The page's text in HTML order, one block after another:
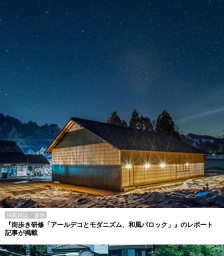
掲載雑誌・書籍
『街歩き研修「アールデコとモダニズム、和風バロック」』のレポート
記事が掲載